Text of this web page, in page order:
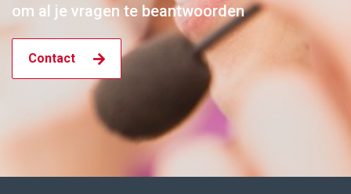
om al je vragen te beantwoorden
Contact